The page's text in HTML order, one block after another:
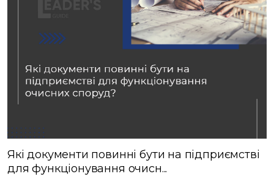
Які документи повинні бути на підприємстві
для функціонування очисн...